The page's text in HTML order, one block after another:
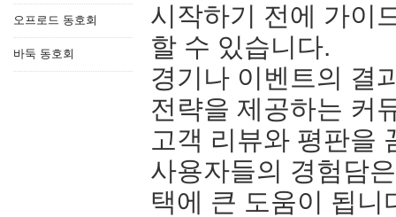
오프로드 동호회
바둑 동호회
시작하기 전에 가이
할 수 있습니다.
경기나 이벤트의 결
전략을 제공하는 커
고객 리뷰와 평판을
사용자들의 경험담
택에 큰 도움이 됩니